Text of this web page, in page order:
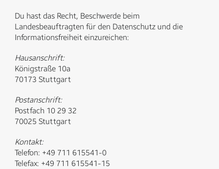
Du hast das Recht, Beschwerde beim
Landesbeauftragten für den Datenschutz und die
Informationsfreiheit einzureichen:
Hausanschrift:
Königstraße 10a
70173 Stuttgart
Postanschrift:
Postfach 10 29 32
70025 Stuttgart
Kontakt:
Telefon: +49 711 615541-0
Telefax: +49 711 615541-15